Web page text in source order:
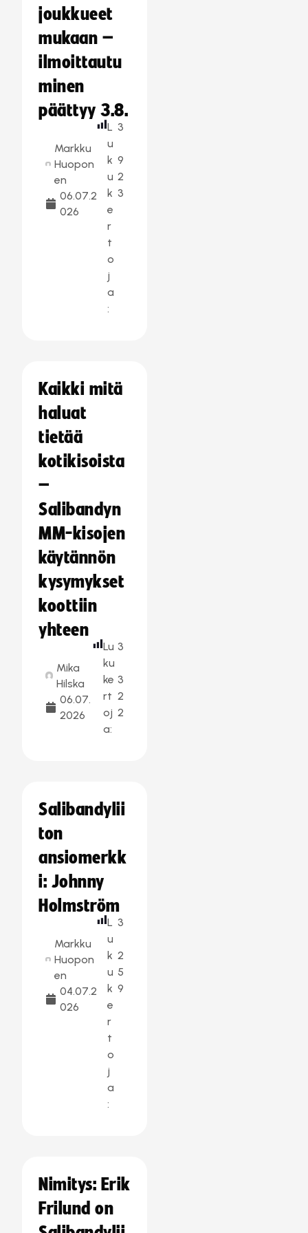
joukkueet
mukaan –
ilmoittautu
minen
päättyy 3.8.
Markku
Huopon
en
06.07.2
026
L
u
k
u
k
e
r
t
o
j
a
:
3
9
2
3
Kaikki mitä
haluat
tietää
kotikisoista
–
Salibandyn
MM-kisojen
käytännön
kysymykset
koottiin
yhteen
Mika
Hilska
06.07.
2026
Lu
ku
ke
rt
oj
a:
3
3
2
2
Salibandylii
ton
ansiomerkk
i: Johnny
Holmström
Markku
Huopon
en
04.07.2
026
L
u
k
u
k
e
r
t
o
j
a
:
3
2
5
9
Nimitys: Erik
Frilund on